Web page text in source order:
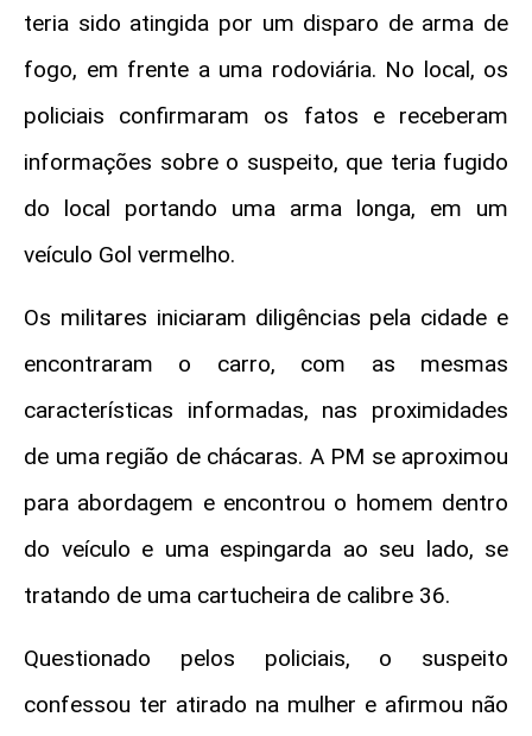
teria sido atingida por um disparo de arma de
fogo, em frente a uma rodoviária. No local, os
policiais confirmaram os fatos e receberam
informações sobre o suspeito, que teria fugido
do local portando uma arma longa, em um
veículo Gol vermelho.
Os militares iniciaram diligências pela cidade e
encontraram o carro, com as mesmas
características informadas, nas proximidades
de uma região de chácaras. A PM se aproximou
para abordagem e encontrou o homem dentro
do veículo e uma espingarda ao seu lado, se
tratando de uma cartucheira de calibre 36.
Questionado pelos policiais, o suspeito
confessou ter atirado na mulher e afirmou não